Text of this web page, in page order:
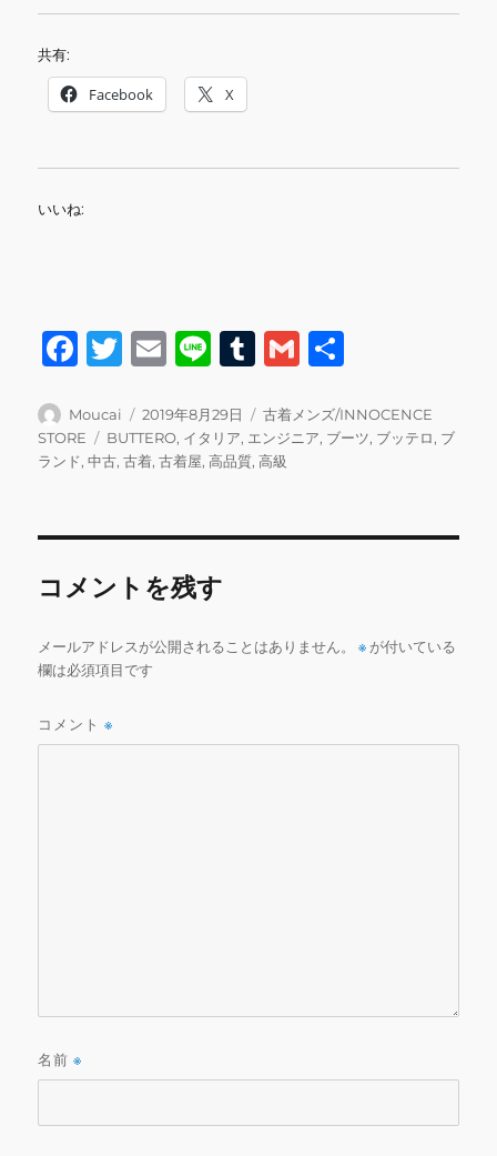
共有:
Facebook X
いいね:
F
c
e
o
k
T
it
te
E
ai
l
Li
e
T
m
bl
G
ai
l
投
稿
者
Moucai
投
稿
日:
2019年8月29日
カ
テ
ゴ
古着メンズ/INNOCENCE
STORE
タ
グ
BUTTERO, イタリア, エンジニア, ブーツ, ブッテロ, ブ
ランド,中古,古着,古着屋,高品質,高級
コメントを残す
メールアドレスが公開されることはありません。 ※ が付いている
欄は必須項目です
コメント※
名前※